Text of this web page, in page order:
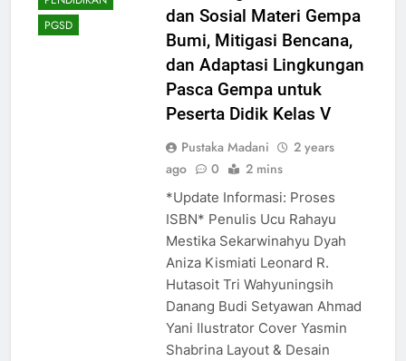
PGSD
dan Sosial Materi Gempa
Bumi, Mitigasi Bencana,
dan Adaptasi Lingkungan
Pasca Gempa untuk
Peserta Didik Kelas V
Pustaka Madani
2 years
ago
0 2 mins
*Update Informasi: Proses
ISBN* Penulis Ucu Rahayu
Mestika Sekarwinahyu Dyah
Aniza Kismiati Leonard R.
Hutasoit Tri Wahyuningsih
Danang Budi Setyawan Ahmad
Yani Ilustrator Cover Yasmin
Shabrina Layout & Desain